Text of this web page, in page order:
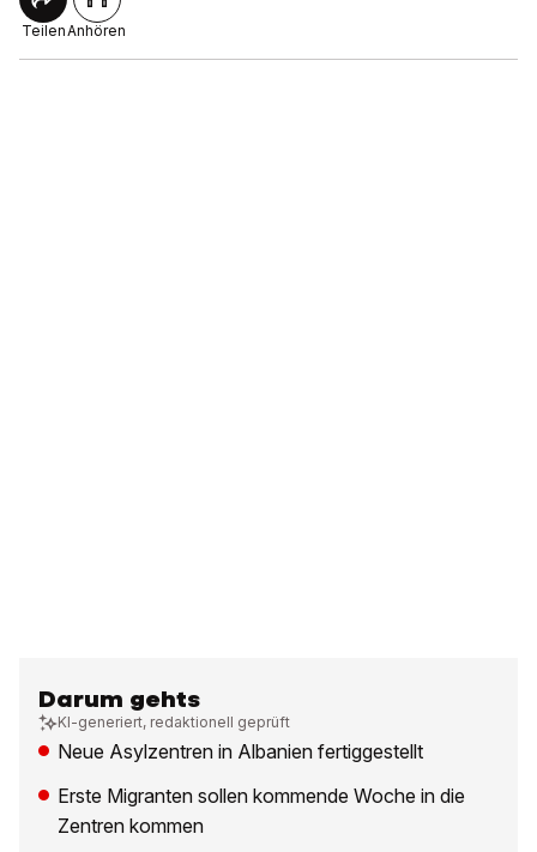
TeilenAnhören
Darum gehts
KI-generiert, redaktionell geprüft
Neue Asylzentren in Albanien fertiggestellt
Erste Migranten sollen kommende Woche in die
Zentren kommen